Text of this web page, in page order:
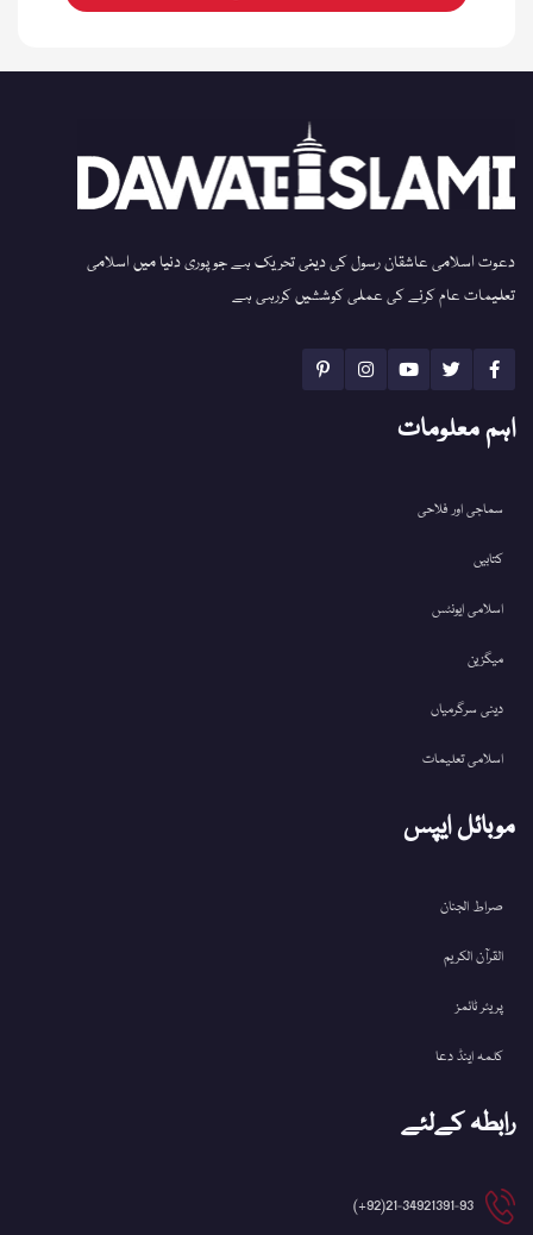
دعوت اسلامی عاشقان رسول کی دینی تحریک ہے جو پوری دنیا میں اسلامی
تعلیمات عام کرنے کی عملی کوششیں کررہی ہے
اہم معلومات
سماجی اور فلاحی
کتابیں
اسلامی ایونٹس
میگزین
دینی سرگرمیاں
اسلامی تعلیمات
موبائل ایپس
صراط الجنان
القرآن الکریم
پریئر ٹائمز
کلمہ اینڈ دعا
رابطہ کےلئے
21-34921391-93(92+)